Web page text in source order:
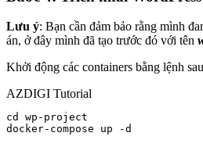
Lưu ý: Bạn cần đảm bảo rằng mình
án, ở đây mình đã tạo trước đó với tên
Khởi động các containers bằng lệnh
AZDIGI Tutorial
cd wp-project
docker-compose up -d